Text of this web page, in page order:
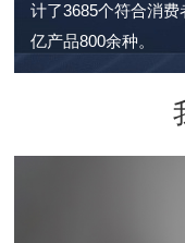
计了3685个符合消
亿产品800余种。